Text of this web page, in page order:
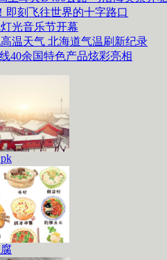
即刻飞往世界的十字路口
光音乐节开幕
温天气 北海道气温刷新纪录
40余国特色产品炫彩亮相